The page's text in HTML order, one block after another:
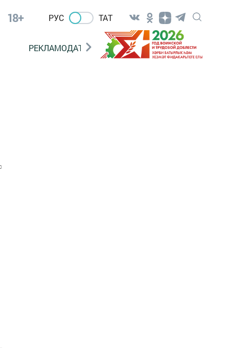
18+ РУС ТАТ
РЕКЛАМОДАТЕЛЯМ